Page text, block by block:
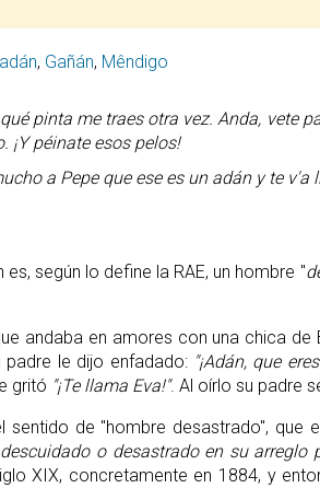
, Gañán, Mêndigo
pinta me traes otra vez. Anda, vete
¡Y péinate esos pelos!
a Pepe que ese es un adán y te
según lo define la RAE, un hombre "
andaba en amores con una chica de
le dijo enfadado: "¡Adán, que
gritó "¡Te llama Eva!". Al oírlo su padre
sentido de "hombre desastrado", que
o desastrado en su arreglo
XIX, concretamente en 1884, y